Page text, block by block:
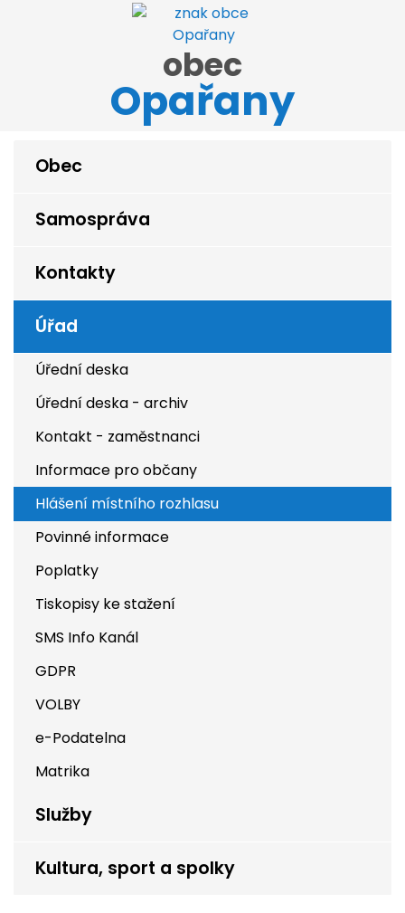
obec
Opařany
Obec
Samospráva
Kontakty
Úřad
Úřední deska
Úřední deska - archiv
Kontakt - zaměstnanci
Informace pro občany
Hlášení místního rozhlasu
Povinné informace
Poplatky
Tiskopisy ke stažení
SMS Info Kanál
GDPR
VOLBY
e-Podatelna
Matrika
Služby
Kultura, sport a spolky